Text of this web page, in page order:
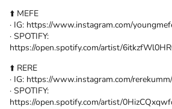
⬆️ MEFE
· IG: https://www.instagram.com/
· SPOTIFY:
https://open.spotify.com/artist/
⬆️ RERE
· IG: https://www.instagram.com/rerekumm/
· SPOTIFY:
https://open.spotify.com/artist/